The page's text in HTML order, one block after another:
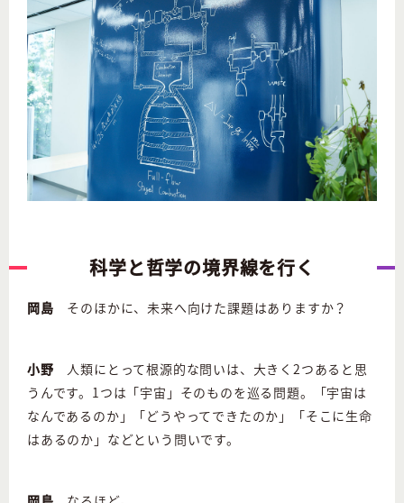
科学と哲学の境界線を行く
岡島 そのほかに、未来へ向けた課題はありますか？
小野 人類にとって根源的な問いは、大きく2つあると思
うんです。1つは「宇宙」そのものを巡る問題。「宇宙は
なんであるのか」「どうやってできたのか」「そこに生命
はあるのか」などという問いです。